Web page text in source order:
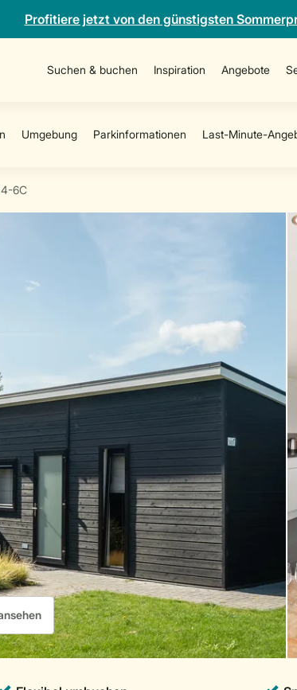
Profitiere jetzt von den günstigsten
Suchen & buchen Inspiration Angebote
4-6C